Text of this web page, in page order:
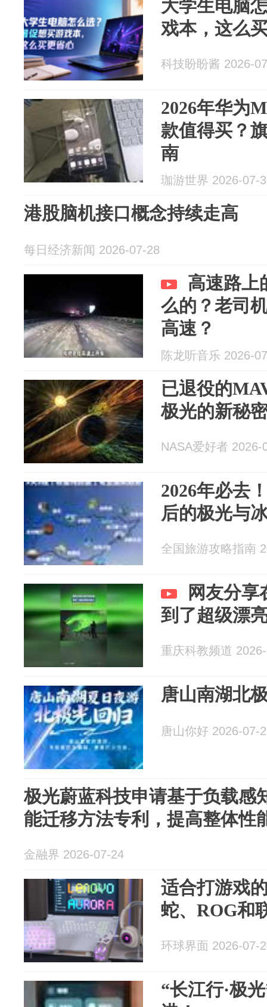
大学生电脑
戏本，这么
科技盼盼酱 2026-
2026年华为
款值得买？
南
珈游世界 2026-07-
港股脑机接口概念持续走高
每日经济新闻 2026-07-28
高速路上
么的？老司
高速？
陈龙听音乐 2026-
已退役的
极光的新秘
NASA爱好者 2026-
2026年必去
后的极光与
全国旅游攻略指南
网友分享
到了超级漂
重庆科教频道
唐山南湖北
唐山你好 2026-07-
极光蔚蓝科技申请基于负载感
能迁移方法专利，提高整体性
金融界 2026-07-24
适合打游戏
蛇、ROG和
环球界面 2026-07-
“长江行·极